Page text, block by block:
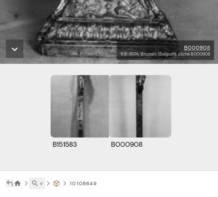
B000908
KIK-IRPA, Brussels (Belgium), cliché B000908
B151583 B000908
˅ 10106649